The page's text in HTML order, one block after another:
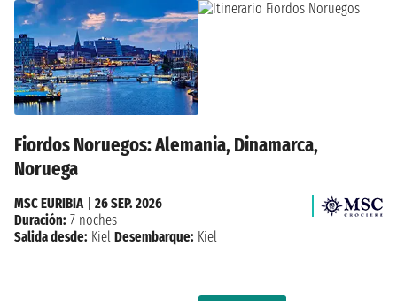
Fiordos Noruegos: Alemania, Dinamarca,
Noruega
MSC EURIBIA| 26 SEP. 2026
Duración: 7 noches
Salida desde: Kiel Desembarque: Kiel